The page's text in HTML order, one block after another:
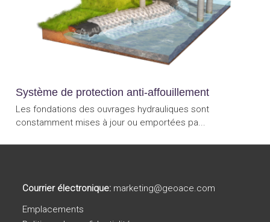
Système de protection anti-affouillement
Les fondations des ouvrages hydrauliques sont
constamment mises à jour ou emportées pa...
Courrier électronique: marketing@geoace.com
Emplacements